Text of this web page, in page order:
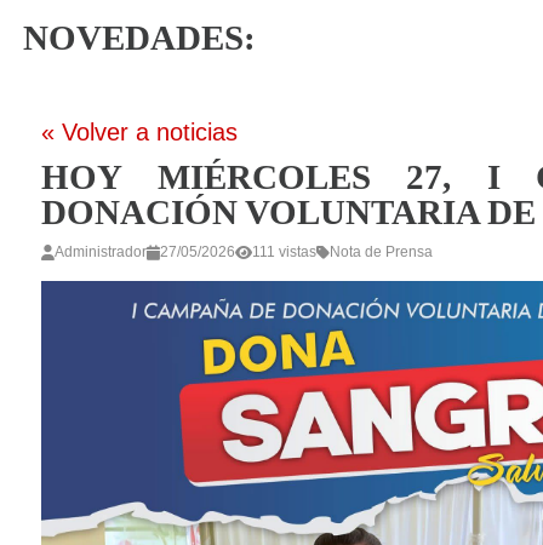
NOVEDADES:
« Volver a noticias
HOY MIÉRCOLES 27, I
DONACIÓN VOLUNTARIA DE
Administrador 27/05/2026 111 vistas Nota de Prensa